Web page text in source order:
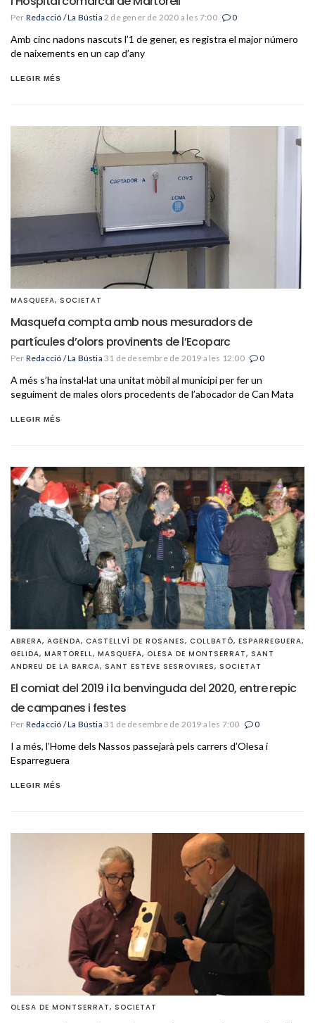
Per Redacció / La Bústia 2 de gener de 2020 a les 7:00 0
Amb cinc nadons nascuts l’1 de gener, es registra el major número
de naixements en un cap d’any
LLEGIR MÉS
MASQUEFA, SOCIETAT
Masquefa compta amb nous mesuradors de
partícules d’olors provinents de l’Ecoparc
Per Redacció / La Bústia 31 de desembre de 2019 a les 12:00 0
A més s’ha instal·lat una unitat mòbil al municipi per fer un
seguiment de males olors procedents de l’abocador de Can Mata
LLEGIR MÉS
ABRERA, AGENDA, CASTELLVÍ DE ROSANES, COLLBATÓ, ESPARREGUERA,
GELIDA, MARTORELL, MASQUEFA, OLESA DE MONTSERRAT, SANT
ANDREU DE LA BARCA, SANT ESTEVE SESROVIRES, SOCIETAT
El comiat del 2019 i la benvinguda del 2020, entre repic
de campanes i festes
Per Redacció / La Bústia 31 de desembre de 2019 a les 7:00 0
I a més, l’Home dels Nassos passejarà pels carrers d’Olesa i
Esparreguera
LLEGIR MÉS
OLESA DE MONTSERRAT, SOCIETAT